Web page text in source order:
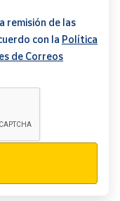
remisión de las
con la Política
de Correos